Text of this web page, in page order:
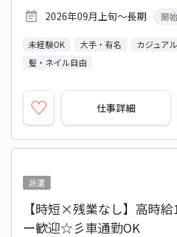
2026年09月上旬～長期
開
未経験OK 大手・有名 カジュア
髪・ネイル自由
仕事詳細
派遣
【時短×残業なし】高時
ー歓迎☆彡車通勤OK